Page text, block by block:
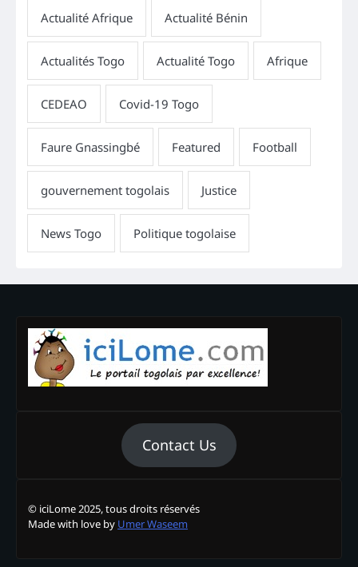
Contact Us
© iciLome 2025, tous droits réservés
Made with love by Umer Waseem